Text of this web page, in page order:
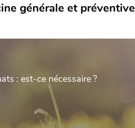
générale et préventive
: est-ce nécessaire ?